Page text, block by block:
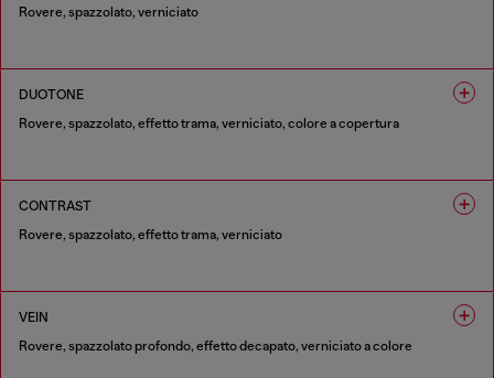
Rovere, spazzolato, verniciato
DUOTONE
Rovere, spazzolato, effetto trama, verniciato, colore a copertura
CONTRAST
Rovere, spazzolato, effetto trama, verniciato
VEIN
Rovere, spazzolato profondo, effetto decapato, verniciato a colore